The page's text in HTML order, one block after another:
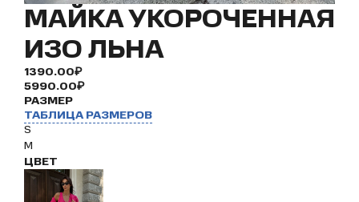
МАЙКА УКОРОЧЕННАЯ
ИЗО ЛЬНА
1390.00₽
5990.00₽
РАЗМЕР
ТАБЛИЦА РАЗМЕРОВ
S
M
ЦВЕТ